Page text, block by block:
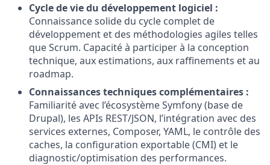
Cycle de vie du développement logiciel :
Connaissance solide du cycle complet de
développement et des méthodologies agiles telles
que Scrum. Capacité à participer à la conception
technique, aux estimations, aux raffinements et au
roadmap.
Connaissances techniques complémentaires :
Familiarité avec l’écosystème Symfony (base de
Drupal), les APIs REST/JSON, l’intégration avec des
services externes, Composer, YAML, le contrôle des
caches, la configuration exportable (CMI) et le
diagnostic/optimisation des performances.